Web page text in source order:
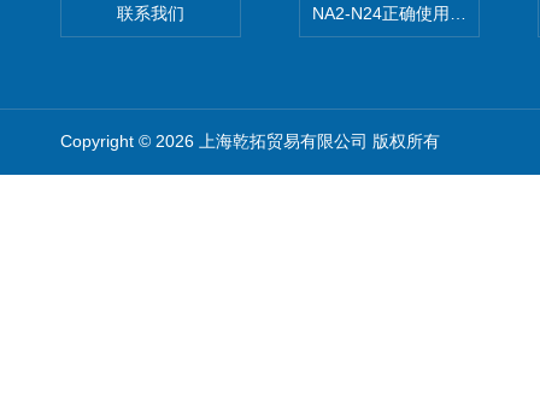
联系我们 NA2-N24正确使用松下安全光
Copyright © 2026 上海乾拓贸易有限公司 版权所有